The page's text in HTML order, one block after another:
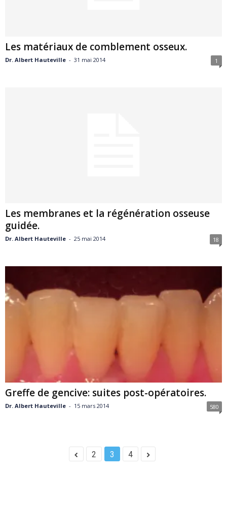
Les matériaux de comblement osseux.
Dr. Albert Hauteville - 31 mai 2014 1
Les membranes et la régénération osseuse
guidée.
Dr. Albert Hauteville - 25 mai 2014 18
Greffe de gencive: suites post-opératoires.
Dr. Albert Hauteville - 15 mars 2014 580
2 3 4